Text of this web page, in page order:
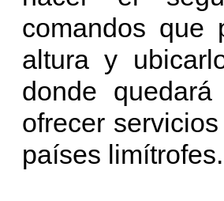
comandos que
altura y
donde
ofrecer
países limítrofes.